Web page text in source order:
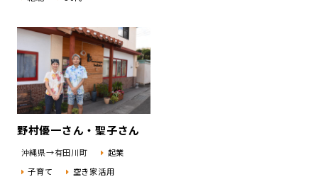
野村優一さん・聖子さん
沖縄県→有田川町
起業
子育て
空き家活用